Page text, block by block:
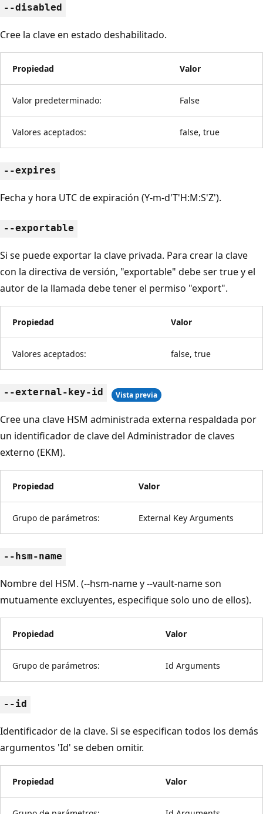
--disabled
Cree la clave en estado deshabilitado.
Propiedad Valor
Valor predeterminado: False
Valores aceptados: false, true
--expires
Fecha y hora UTC de expiración (Y-m-d'T'H:M:S'Z').
--exportable
Si se puede exportar la clave privada. Para crear la clave
con la directiva de versión, "exportable" debe ser true y el
autor de la llamada debe tener el permiso "export".
Propiedad Valor
Valores aceptados: false, true
--external-key-id Vista previa
Cree una clave HSM administrada externa respaldada por
un identificador de clave del Administrador de claves
externo (EKM).
Propiedad Valor
Grupo de parámetros: External Key Arguments
--hsm-name
Nombre del HSM. (--hsm-name y --vault-name son
mutuamente excluyentes, especifique solo uno de ellos).
Propiedad Valor
Grupo de parámetros: Id Arguments
--id
Identificador de la clave. Si se especifican todos los demás
argumentos 'Id' se deben omitir.
Propiedad Valor